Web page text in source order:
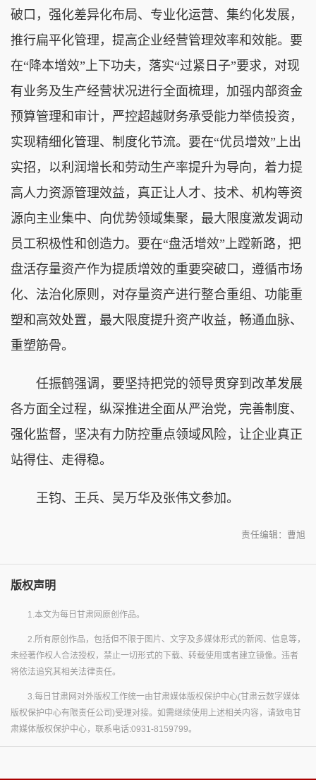
破口，强化差异化布局、专业化运营、集约化发展，
推行扁平化管理，提高企业经营管理效率和效能。要
在“降本增效”上下功夫，落实“过紧日子”要求，对现
有业务及生产经营状况进行全面梳理，加强内部资金
预算管理和审计，严控超越财务承受能力举债投资，
实现精细化管理、制度化节流。要在“优员增效”上出
实招，以利润增长和劳动生产率提升为导向，着力提
高人力资源管理效益，真正让人才、技术、机构等资
源向主业集中、向优势领域集聚，最大限度激发调动
员工积极性和创造力。要在“盘活增效”上蹚新路，把
盘活存量资产作为提质增效的重要突破口，遵循市场
化、法治化原则，对存量资产进行整合重组、功能重
塑和高效处置，最大限度提升资产收益，畅通血脉、
重塑筋骨。
任振鹤强调，要坚持把党的领导贯穿到改革发展
各方面全过程，纵深推进全面从严治党，完善制度、
强化监督，坚决有力防控重点领域风险，让企业真正
站得住、走得稳。
王钧、王兵、吴万华及张伟文参加。
责任编辑：曹旭
版权声明
1.本文为每日甘肃网原创作品。
2.所有原创作品，包括但不限于图片、文字及多媒体形式的新闻、信息等，
未经著作权人合法授权，禁止一切形式的下载、转载使用或者建立镜像。违者
将依法追究其相关法律责任。
3.每日甘肃网对外版权工作统一由甘肃媒体版权保护中心(甘肃云数字媒体
版权保护中心有限责任公司)受理对接。如需继续使用上述相关内容，请致电甘
肃媒体版权保护中心，联系电话:0931-8159799。